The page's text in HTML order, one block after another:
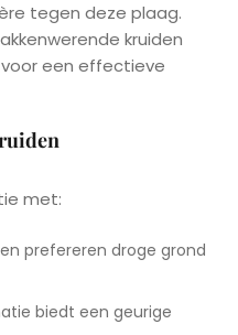
tegen deze plaag.
kruiden
voor een effectieve
met:
prefereren droge grond
biedt een geurige